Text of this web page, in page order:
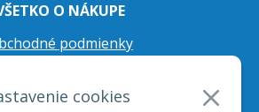
cookies
O NÁKUPE
podmienky
podmienky